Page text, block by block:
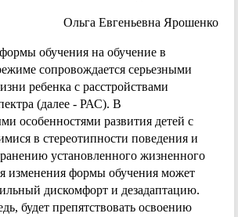
Ольга Евгеньевна Ярошенко
обучения на обучение в
сопровождается серьезными
ребенка с расстройствами
(далее - РАС). В
особенностями развития детей с
в стереотипности поведения и
установленного жизненного
изменения формы обучения может
дискомфорт и дезадаптацию.
будет препятствовать освоению